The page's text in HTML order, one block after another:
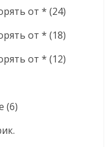
от * (24)
от * (18)
от * (12)
(6)